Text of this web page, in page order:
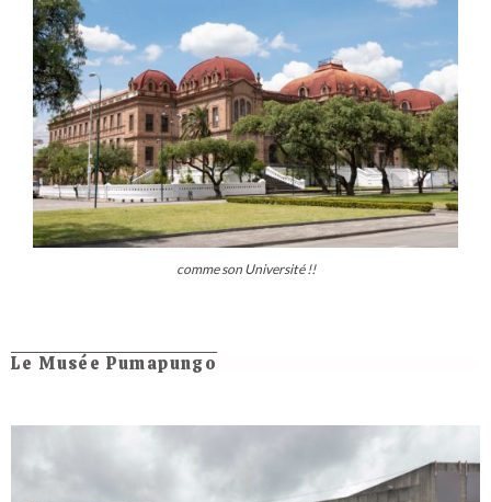
comme son Université !!
Le Musée Pumapungo